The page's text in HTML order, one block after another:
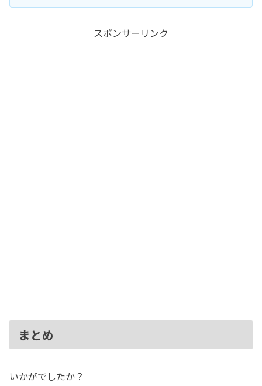
スポンサーリンク
まとめ
いかがでしたか？